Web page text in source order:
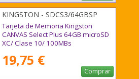
KINGSTON - SDCS3/64GBSP
Tarjeta de Memoria Kingston
CANVAS Select Plus 64GB microSD
XC/ Clase 10/ 100MBs
19,75 €
Comprar